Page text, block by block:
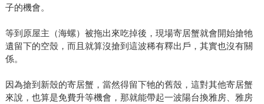
子的機會。
等到原屋主（海螺）被拖出來吃掉後，現場寄居蟹就會開始搶牠
遺留下的空殼，而且就算沒搶到這波稀有釋出戶，其實也沒有關
係。
因為搶到新殼的寄居蟹，當然得留下牠的舊殼，這對其他寄居蟹
來說，也算是免費升等機會，那就能帶起一波陽台換雅房、雅房